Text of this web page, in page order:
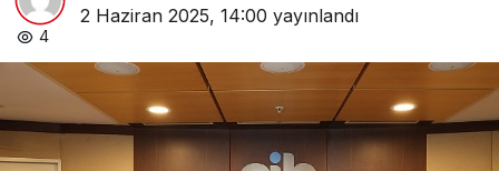
2 Haziran 2025, 14:00 yayınlandı
4